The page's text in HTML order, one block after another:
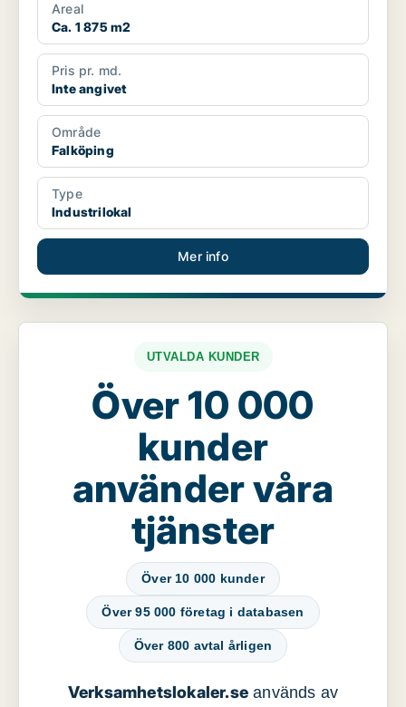
Areal
Ca. 1 875 m2
Pris pr. md.
Inte angivet
Område
Falköping
Type
Industrilokal
Mer info
UTVALDA KUNDER
Över 10 000
kunder
använder våra
tjänster
Över 10 000 kunder
Över 95 000 företag i databasen
Över 800 avtal årligen
Verksamhetslokaler.se används av